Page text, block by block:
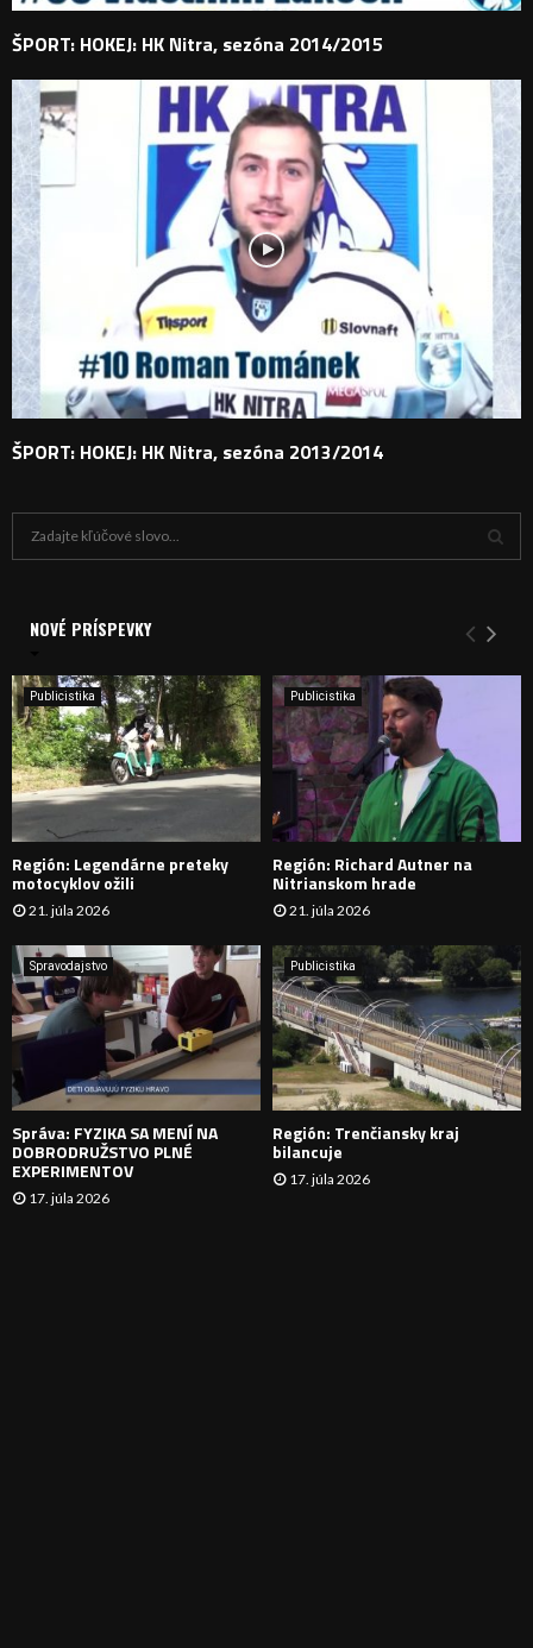
ŠPORT: HOKEJ: HK Nitra, sezóna 2014/2015
ŠPORT: HOKEJ: HK Nitra, sezóna 2013/2014
i
e
:
Y
H
D
A
N
I
E
NOVÉ PRÍSPEVKY
Publicistika
Región: Legendárne preteky
motocyklov ožili
21. júla 2026
Publicistika
Región: Richard Autner na
Nitrianskom hrade
21. júla 2026
Spravodajstvo
Správa: FYZIKA SA MENÍ NA
DOBRODRUŽSTVO PLNÉ
EXPERIMENTOV
17. júla 2026
Publicistika
Región: Trenčiansky kraj
bilancuje
17. júla 2026